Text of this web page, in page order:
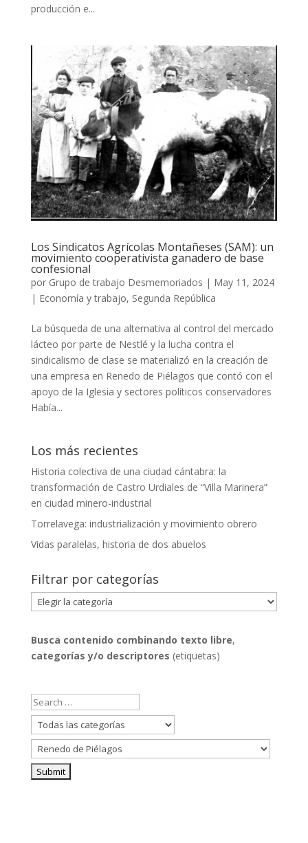
producción e...
Los Sindicatos Agrícolas Montañeses (SAM): un
movimiento cooperativista ganadero de base
confesional
por Grupo de trabajo Desmemoriados | May 11, 2024
| Economía y trabajo, Segunda República
La búsqueda de una alternativa al control del mercado
lácteo por parte de Nestlé y la lucha contra el
sindicalismo de clase se materializó en la creación de
una empresa en Renedo de Piélagos que contó con el
apoyo de la Iglesia y sectores políticos conservadores
Había...
Los más recientes
Historia colectiva de una ciudad cántabra: la
transformación de Castro Urdiales de “Villa Marinera”
en ciudad minero-industrial
Torrelavega: industrialización y movimiento obrero
Vidas paralelas, historia de dos abuelos
Filtrar por categorías
Filtrar
por
Busca contenido combinando texto libre,
categorías y/o descriptores (etiquetas)